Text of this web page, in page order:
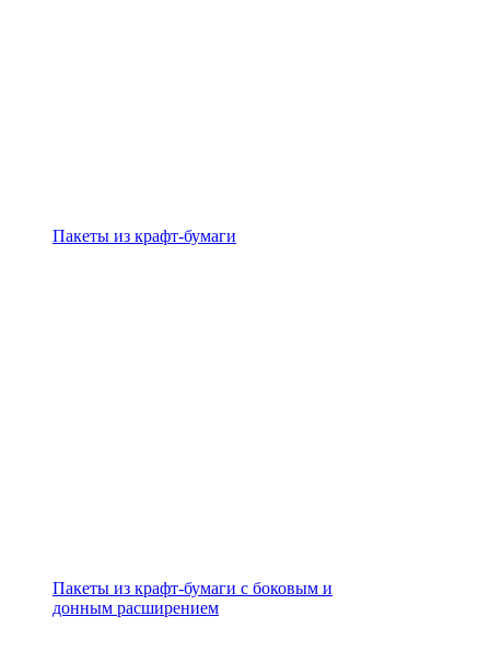
Пакеты из крафт-бумаги
Пакеты из крафт-бумаги с боковым и
донным расширением